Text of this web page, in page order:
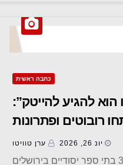
כתבה ראשית
להגיע להייטק”:
רובוטים ופתרונות
לקהילה
יונ 26, 2026 ערן טוויטו
תלמידים ותלמידות מ-33 בתי ספר יסודיים בירושלים